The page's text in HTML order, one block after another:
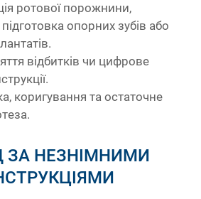
ротової порожнини,
підготовка опорних зубів або
відбитків чи цифрове
коригування та остаточне
ЗА НЕЗНІМНИМИ